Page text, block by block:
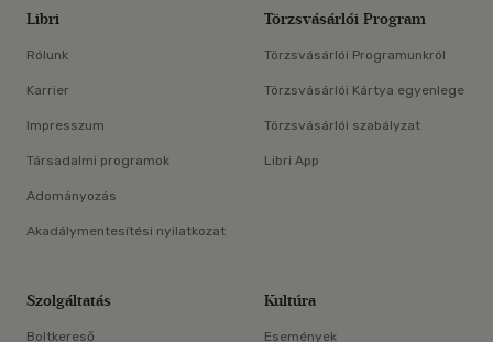
Libri
Rólunk
Karrier
Impresszum
Társadalmi programok
Adományozás
Akadálymentesítési nyilatkozat
Törzsvásárlói Program
Törzsvásárlói Programunkról
Törzsvásárlói Kártya egyenlege
Törzsvásárlói szabályzat
Libri App
Szolgáltatás
Boltkereső
Kultúra
Események